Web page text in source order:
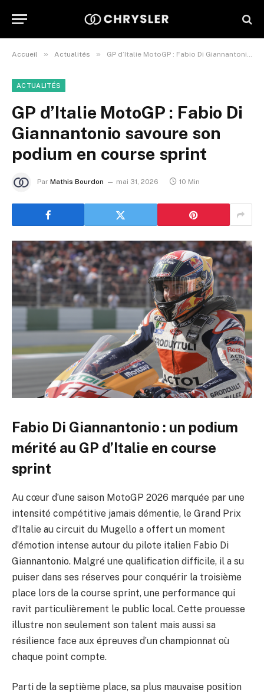
Accueil » Actualités » GP d’Italie MotoGP : Fabio Di Giannantonio savoure son podium en course sprint
ACTUALITÉS
GP d’Italie MotoGP : Fabio Di
Giannantonio savoure son
podium en course sprint
Par Mathis Bourdon mai 31, 2026 10 Min
Fabio Di Giannantonio : un podium
mérité au GP d’Italie en course
sprint
Au cœur d’une saison MotoGP 2026 marquée par une
intensité compétitive jamais démentie, le Grand Prix
d’Italie au circuit du Mugello a offert un moment
d’émotion intense autour du pilote italien Fabio Di
Giannantonio. Malgré une qualification difficile, il a su
puiser dans ses réserves pour conquérir la troisième
place lors de la course sprint, une performance qui
ravit particulièrement le public local. Cette prouesse
illustre non seulement son talent mais aussi sa
résilience face aux épreuves d’un championnat où
chaque point compte.
Parti de la septième place, sa plus mauvaise position